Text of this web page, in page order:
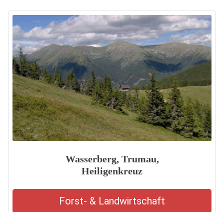
Wasserberg, Trumau,
Heiligenkreuz
Forst- & Landwirtschaft